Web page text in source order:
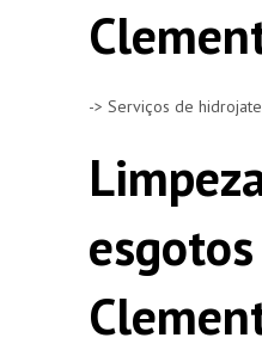
-> Serviços de